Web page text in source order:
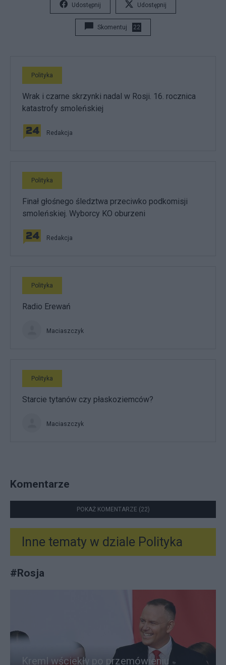
Udostępnij Udostępnij
Skomentuj 22
Polityka
Wrak i czarne skrzynki nadal w Rosji. 16. rocznica
katastrofy smoleńskiej
Redakcja
Polityka
Finał głośnego śledztwa przeciwko podkomisji
smoleńskiej. Wyborcy KO oburzeni
Redakcja
Polityka
Radio Erewań
Maciaszczyk
Polityka
Starcie tytanów czy płaskoziemców?
Maciaszczyk
Komentarze
POKAŻ KOMENTARZE (22)
Inne tematy w dziale Polityka
#Rosja
Kreml wściekły po przemówieniu